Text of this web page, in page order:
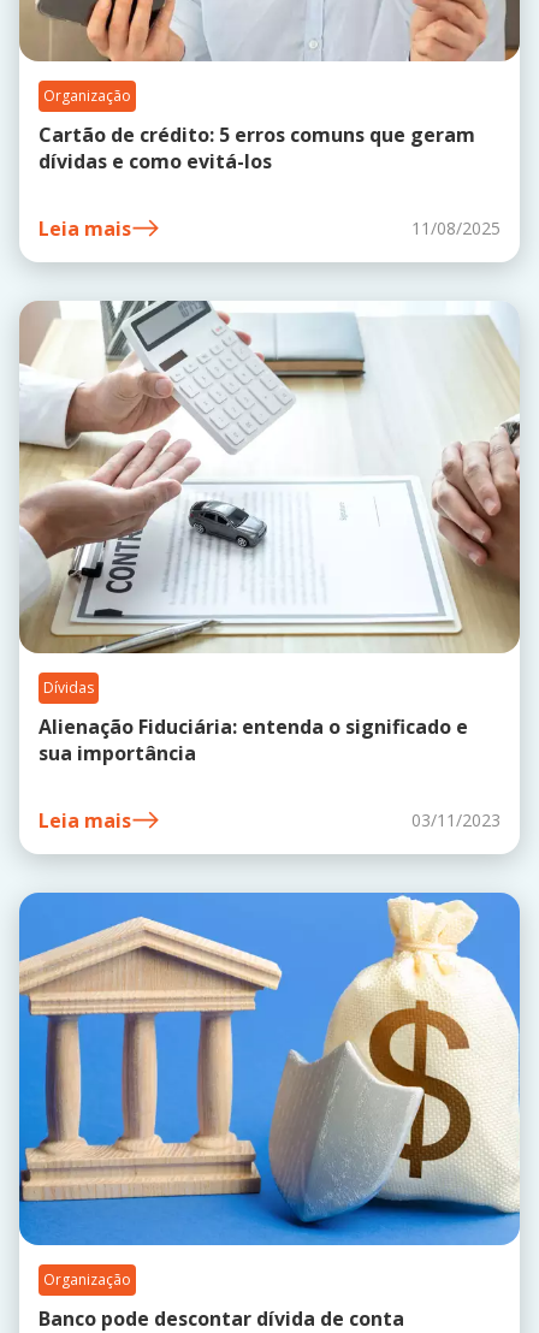
Organização
Cartão de crédito: 5 erros comuns que geram
dívidas e como evitá-los
Leia mais 11/08/2025
Dívidas
Alienação Fiduciária: entenda o significado e
sua importância
Leia mais 03/11/2023
Organização
Banco pode descontar dívida de conta